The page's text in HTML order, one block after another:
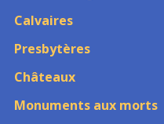
Calvaires
Presbytères
Châteaux
Monuments aux morts